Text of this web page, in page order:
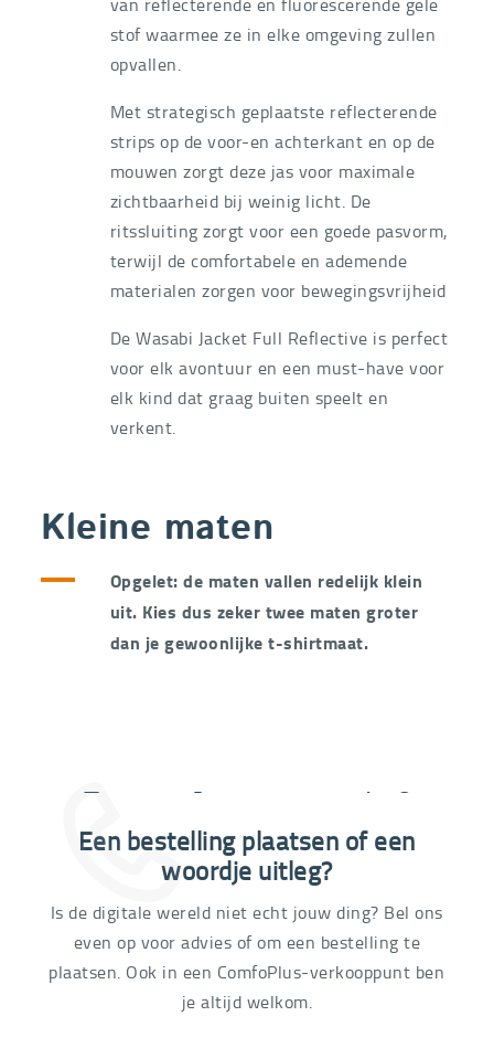
stof waarmee ze in elke omgeving zullen
opvallen.
Met strategisch geplaatste reflecterende
strips op de voor-en achterkant en op de
mouwen zorgt deze jas voor maximale
zichtbaarheid bij weinig licht. De
ritssluiting zorgt voor een goede pasvorm,
terwijl de comfortabele en ademende
materialen zorgen voor bewegingsvrijheid
De Wasabi Jacket Full Reflective is perfect
voor elk avontuur en een must-have voor
elk kind dat graag buiten speelt en
verkent.
Kleine maten
Opgelet: de maten vallen redelijk klein
uit. Kies dus zeker twee maten groter
dan je gewoonlijke t-shirtmaat.
03 292 21 60
Een bestelling plaatsen of een
woordje uitleg?
Is de digitale wereld niet echt jouw ding? Bel ons
even op voor advies of om een bestelling te
plaatsen. Ook in een ComfoPlus-verkooppunt ben
je altijd welkom.